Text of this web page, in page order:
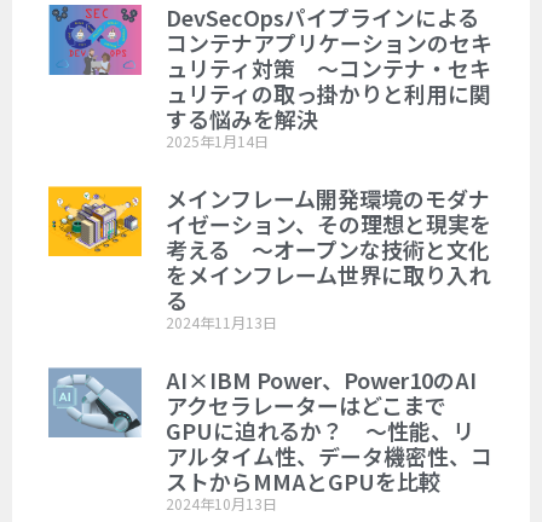
DevSecOpsパイプラインによる
コンテナアプリケーションのセキ
ュリティ対策 ～コンテナ・セキ
ュリティの取っ掛かりと利用に関
する悩みを解決
2025年1月14日
メインフレーム開発環境のモダナ
イゼーション、その理想と現実を
考える ～オープンな技術と文化
をメインフレーム世界に取り入れ
る
2024年11月13日
AI×IBM Power、Power10のAI
アクセラレーターはどこまで
GPUに迫れるか？ ～性能、リ
アルタイム性、データ機密性、コ
ストからMMAとGPUを比較
2024年10月13日